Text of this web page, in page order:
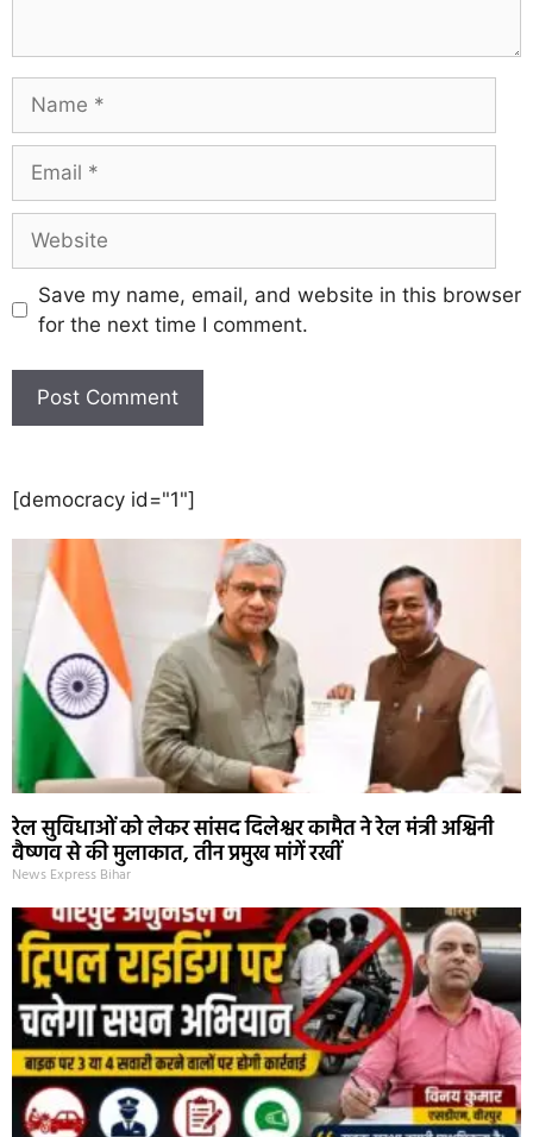
Save my name, email, and website in this browser
for the next time I comment.
[democracy id="1"]
रेल सुविधाओं को लेकर सांसद दिलेश्वर कामैत ने रेल मंत्री अश्विनी
वैष्णव से की मुलाकात, तीन प्रमुख मांगें रखीं
News Express Bihar